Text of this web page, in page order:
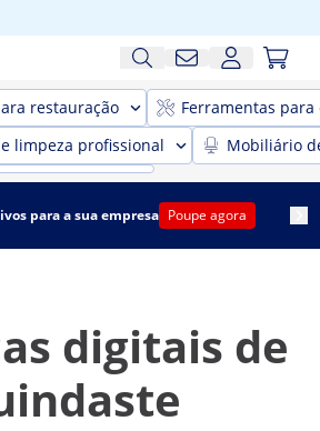
restauração
Ferramentas para
limpeza profissional
Mobiliário
para a sua empresa Poupe agora
digitais de